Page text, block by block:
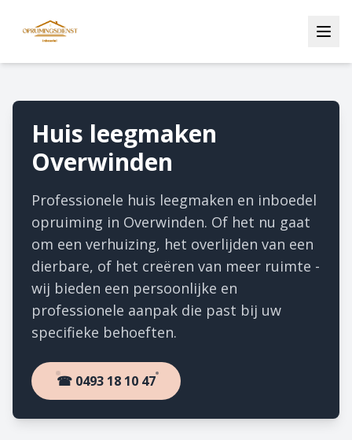
Huis leegmaken
Overwinden
Professionele huis leegmaken en inboedel
opruiming in Overwinden. Of het nu gaat
om een verhuizing, het overlijden van een
dierbare, of het creëren van meer ruimte -
wij bieden een persoonlijke en
professionele aanpak die past bij uw
specifieke behoeften.
☎ 0493 18 10 47